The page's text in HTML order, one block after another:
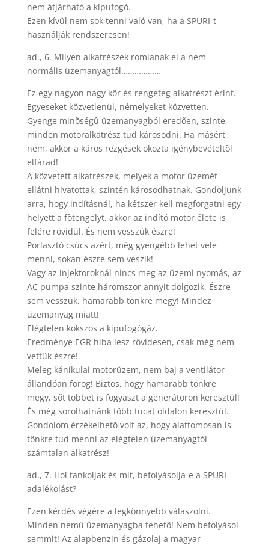
nem átjárható a kipufogó.
Ezen kívül nem sok tenni való van, ha a SPURI-t
használják rendszeresen!
ad., 6. Milyen alkatrészek romlanak el a nem
normális üzemanyagtól………………
Ez egy nagyon nagy kör és rengeteg alkatrészt érint.
Egyeseket közvetlenül, némelyeket közvetten.
Gyenge minõségû üzemanyagból eredõen, szinte
minden motoralkatrész tud károsodni. Ha másért
nem, akkor a káros rezgések okozta igénybevételtõl
elfárad!
A közvetett alkatrészek, melyek a motor üzemét
ellátni hivatottak, szintén károsodhatnak. Gondoljunk
arra, hogy indításnál, ha kétszer kell megforgatni egy
helyett a fõtengelyt, akkor az indító motor élete is
felére rövidül. És nem vesszük észre!
Porlasztó csúcs azért, még gyengébb lehet vele
menni, sokan észre sem veszik!
Vagy az injektoroknál nincs meg az üzemi nyomás, az
AC pumpa szinte háromszor annyit dolgozik. Észre
sem vesszük, hamarabb tönkre megy! Mindez
üzemanyag miatt!
Elégtelen kokszos a kipufogógáz.
Eredménye EGR hiba lesz rövidesen, csak még nem
vettük észre!
Meleg kánikulai motorüzem, nem baj a ventilátor
állandóan forog! Biztos, hogy hamarabb tönkre
megy, sõt többet is fogyaszt a generátoron keresztül!
És még sorolhatnánk több tucat oldalon keresztül.
Gondolom érzékelhetõ volt az, hogy alattomosan is
tönkre tud menni az elégtelen üzemanyagtól
számtalan alkatrész!
ad., 7. Hol tankoljak és mit, befolyásolja-e a SPURI
adalékolást?
Ezen kérdés végére a legkönnyebb válaszolni.
Minden nemû üzemanyagba tehetõ! Nem befolyásol
semmit! Az alapbenzin és gázolaj a magyar